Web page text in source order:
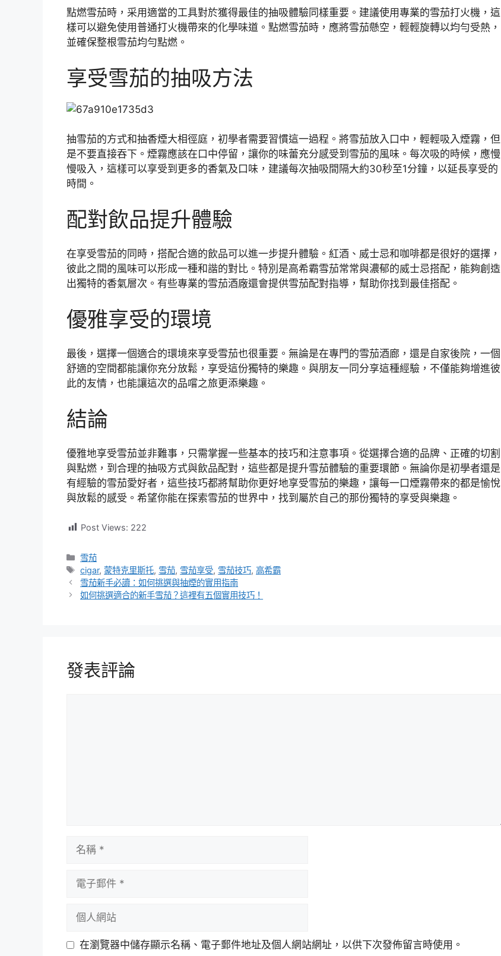
點燃雪茄時，采用適當的工具對於獲得最佳的抽吸體驗同樣重要。建議使用專業的雪茄打火機，這
樣可以避免使用普通打火機帶來的化學味道。點燃雪茄時，應將雪茄懸空，輕輕旋轉以均勻受熱，
並確保整根雪茄均勻點燃。
享受雪茄的抽吸方法
抽雪茄的方式和抽香煙大相徑庭，初學者需要習慣這一過程。將雪茄放入口中，輕輕吸入煙霧，但
是不要直接吞下。煙霧應該在口中停留，讓你的味蕾充分感受到雪茄的風味。每次吸的時候，應慢
慢吸入，這樣可以享受到更多的香氣及口味，建議每次抽吸間隔大約30秒至1分鐘，以延長享受的
時間。
配對飲品提升體驗
在享受雪茄的同時，搭配合適的飲品可以進一步提升體驗。紅酒、威士忌和咖啡都是很好的選擇，
彼此之間的風味可以形成一種和諧的對比。特別是高希霸雪茄常常與濃郁的威士忌搭配，能夠創造
出獨特的香氣層次。有些專業的雪茄酒廠還會提供雪茄配對指導，幫助你找到最佳搭配。
優雅享受的環境
最後，選擇一個適合的環境來享受雪茄也很重要。無論是在專門的雪茄酒廊，還是自家後院，一個
舒適的空間都能讓你充分放鬆，享受這份獨特的樂趣。與朋友一同分享這種經驗，不僅能夠增進彼
此的友情，也能讓這次的品嚐之旅更添樂趣。
結論
優雅地享受雪茄並非難事，只需掌握一些基本的技巧和注意事項。從選擇合適的品牌、正確的切割
與點燃，到合理的抽吸方式與飲品配對，這些都是提升雪茄體驗的重要環節。無論你是初學者還是
有經驗的雪茄愛好者，這些技巧都將幫助你更好地享受雪茄的樂趣，讓每一口煙霧帶來的都是愉悅
與放鬆的感受。希望你能在探索雪茄的世界中，找到屬於自己的那份獨特的享受與樂趣。
Post Views: 222
分
類
雪茄
標
籤
cigar, 蒙特克里斯托, 雪茄, 雪茄享受, 雪茄技巧,高希霸
雪茄新手必讀：如何挑選與抽煙的實用指南
如何挑選適合的新手雪茄？這裡有五個實用技巧！
發表評論
網 在瀏覽器中儲存顯示名稱、電子郵件地址及個人網站網址，以供下次發佈留言時使用。